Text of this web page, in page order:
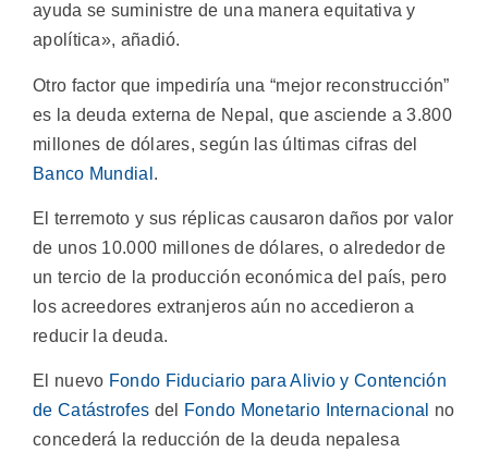
ayuda se suministre de una manera equitativa y
apolítica», añadió.
Otro factor que impediría una “mejor reconstrucción”
es la deuda externa de Nepal, que asciende a 3.800
millones de dólares, según las últimas cifras del
Banco Mundial .
El terremoto y sus réplicas causaron daños por valor
de unos 10.000 millones de dólares, o alrededor de
un tercio de la producción económica del país, pero
los acreedores extranjeros aún no accedieron a
reducir la deuda.
El nuevo Fondo Fiduciario para Alivio y Contención
de Catástrofes del Fondo Monetario Internacional no
concederá la reducción de la deuda nepalesa